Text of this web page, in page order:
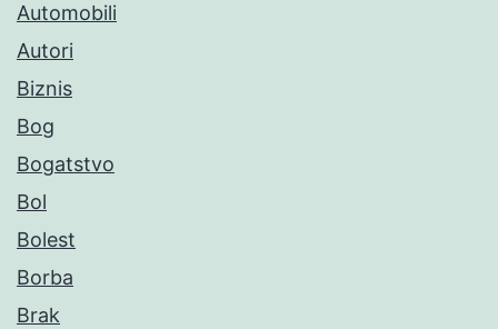
Automobili
Autori
Biznis
Bog
Bogatstvo
Bol
Bolest
Borba
Brak